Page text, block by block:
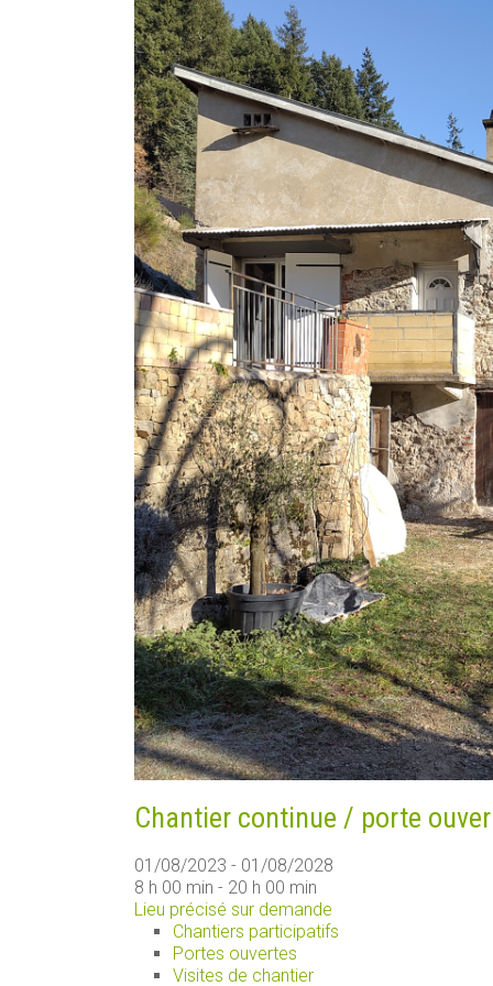
Chantier continue / porte
01/08/2023 - 01/08/2028
8 h 00 min - 20 h 00 min
Lieu précisé sur demande
Chantiers participatifs
Portes ouvertes
Visites de chantier